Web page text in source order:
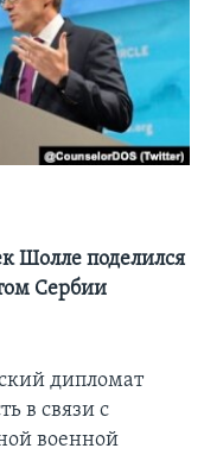
Шолле поделился
Сербии
дипломат
в связи с
военной